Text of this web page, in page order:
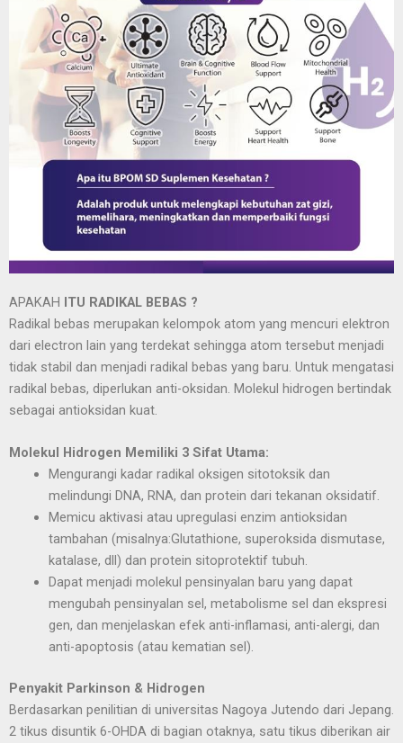
APAKAH ITU RADIKAL BEBAS ?
Radikal bebas merupakan kelompok atom yang mencuri elektron
dari electron lain yang terdekat sehingga atom tersebut menjadi
tidak stabil dan menjadi radikal bebas yang baru. Untuk mengatasi
radikal bebas, diperlukan anti-oksidan. Molekul hidrogen bertindak
sebagai antioksidan kuat.
Molekul Hidrogen Memiliki 3 Sifat Utama:
Mengurangi kadar radikal oksigen sitotoksik dan
melindungi DNA, RNA, dan protein dari tekanan oksidatif.
Memicu aktivasi atau upregulasi enzim antioksidan
tambahan (misalnya:Glutathione, superoksida dismutase,
katalase, dll) dan protein sitoprotektif tubuh.
Dapat menjadi molekul pensinyalan baru yang dapat
mengubah pensinyalan sel, metabolisme sel dan ekspresi
gen, dan menjelaskan efek anti-inflamasi, anti-alergi, dan
anti-apoptosis (atau kematian sel).
Penyakit Parkinson & Hidrogen
Berdasarkan penilitian di universitas Nagoya Jutendo dari Jepang.
2 tikus disuntik 6-OHDA di bagian otaknya, satu tikus diberikan air